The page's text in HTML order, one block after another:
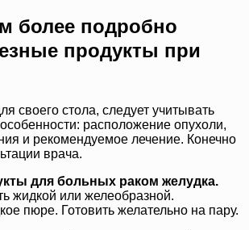
более подробно
продукты при
своего стола, следует учитывать
расположение опухоли,
и рекомендуемое лечение. Конечно
врача.
для больных раком желудка.
жидкой или желеобразной.
пюре. Готовить желательно на пару.